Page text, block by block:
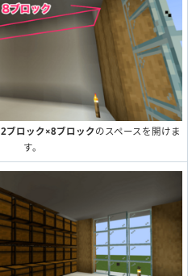
2ブロック×8ブロックのスペースを開けま
す。